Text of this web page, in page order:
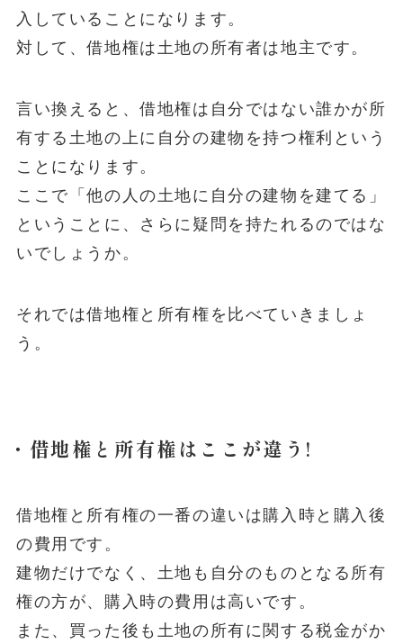
入していることになります。
対して、借地権は土地の所有者は地主です。
言い換えると、借地権は自分ではない誰かが所
有する土地の上に自分の建物を持つ権利という
ことになります。
ここで「他の人の土地に自分の建物を建てる」
ということに、さらに疑問を持たれるのではな
いでしょうか。
それでは借地権と所有権を比べていきましょ
う。
・借地権と所有権はここが違う!
借地権と所有権の一番の違いは購入時と購入後
の費用です。
建物だけでなく、土地も自分のものとなる所有
権の方が、購入時の費用は高いです。
また、買った後も土地の所有に関する税金がか